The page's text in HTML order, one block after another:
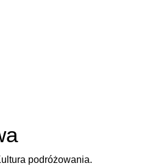
podróżowania.